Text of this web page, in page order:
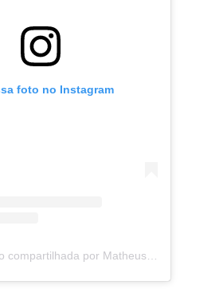
foto no Instagram